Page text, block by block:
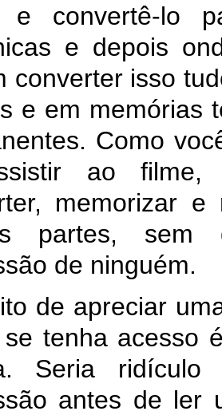
e convertê-lo
e depois
converter isso
e em memórias
Como
ao filme,
memorizar
partes, sem
de ninguém.
de apreciar
tenha acesso
Seria
antes de ler